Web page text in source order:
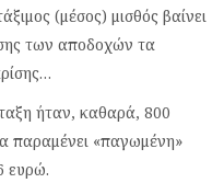
(μέσος) μισθός βαίνει
των αποδοχών τα
ήταν, καθαρά, 800
παραμένει «παγωμένη»
ευρώ.